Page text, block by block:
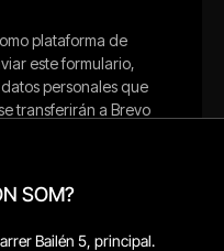
SOM?
Bailén 5, principal.